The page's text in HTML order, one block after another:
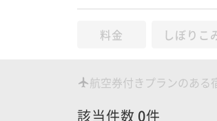
料金 しぼりこ
航空券付きプランのある
該当件数 0件